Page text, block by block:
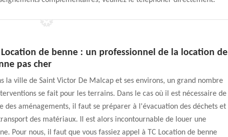
Location de benne : un professionnel de la location de
pas cher
la ville de Saint Victor De Malcap et ses environs, un grand nombre
se fait pour les terrains. Dans le cas où il est nécessaire de
des aménagements, il faut se préparer à l'évacuation des déchets et
des matériaux. Il est alors incontournable de louer une
Pour nous, il faut que vous fassiez appel à TC Location de benne